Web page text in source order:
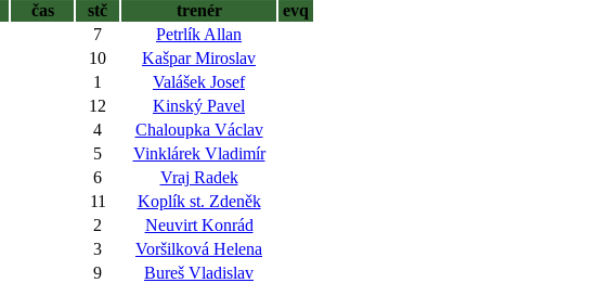
čas stč trenér
evq
7
Petrlík Allan
10
Kašpar Miroslav
1
Valášek Josef
12
Kinský Pavel
4
Chaloupka Václav
5
Vinklárek Vladimír
6
Vraj Radek
11
Koplík st. Zdeněk
2
Neuvirt Konrád
3
Voršilková Helena
9
Bureš Vladislav